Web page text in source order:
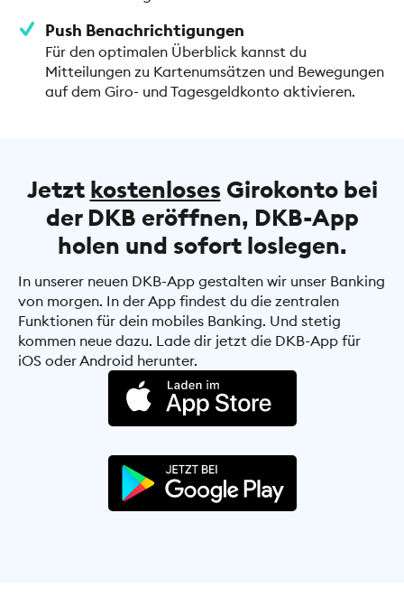
Push Benachrichtigungen
Für den optimalen Überblick kannst du
Mitteilungen zu Kartenumsätzen und Bewegungen
auf dem Giro- und Tagesgeldkonto aktivieren.
Jetzt kostenlosesGirokonto bei
der DKB eröffnen, DKB-App
holen und sofort loslegen.
In unserer neuen DKB-App gestalten wir unser Banking
von morgen. In der App findest du die zentralen
Funktionen für dein mobiles Banking. Und stetig
kommen neue dazu. Lade dir jetzt die DKB-App für
iOS oder Android herunter.